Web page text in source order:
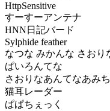
HttpSensitive
すーすーアンテナ
HNN日記バード
Sylphide feather
なつな みかんな さおり
ぱいろんてな
さおりなあんてなあみ
猫耳レーダー
ぱぱちぇっく